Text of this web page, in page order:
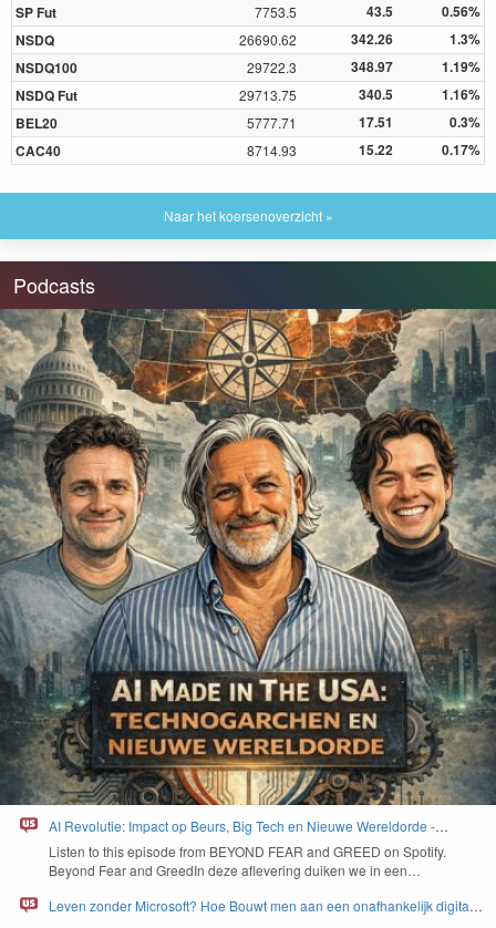
SP Fut
7753.5 43.5
0.56%
NSDQ
26690.62 342.26
1.3%
NSDQ100
29722.3 348.97
1.19%
NSDQ Fut
29713.75 340.5
1.16%
BEL20
5777.71 17.51
0.3%
CAC40
8714.93 15.22 0.17%
Naar het koersenoverzicht »
Podcasts
AI Revolutie: Impact op Beurs, Big Tech en Nieuwe Wereldorde -
BEYOND FEAR and GREED
Lis­ten to this episode from BEYOND FEAR and GREED on Spo­ti­fy.
Beyond Fear and Greed­In deze aflev­er­ing duiken we in een…
Leven zonder Microsoft? Hoe Bouwt men aan een onafhankelijk digitaal